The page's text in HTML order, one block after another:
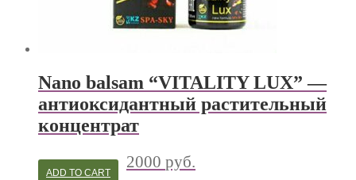
Nano balsam “VITALITY LUX” —
антиоксидантный растительный
концентрат
2000 руб.
ADD TO CART